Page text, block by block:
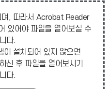
며, 따라서 Acrobat Reader
있어야 파일을 열어보실 수
다.
설치되어 있지 않으면
신 후 파일을 열어보시기
다.